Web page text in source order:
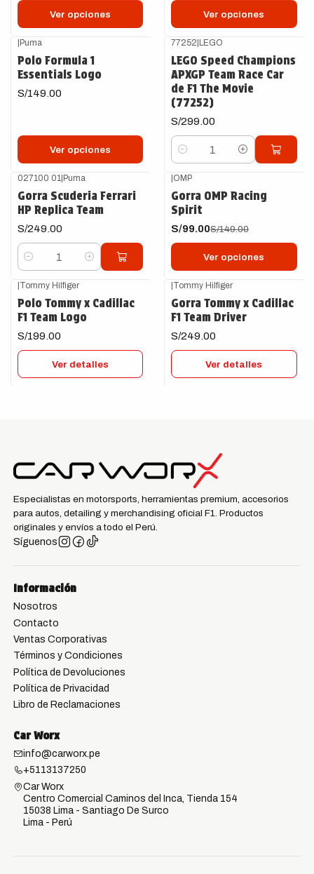
Ver opciones Ver opciones
|Puma
Polo Formula 1
Essentials Logo
S/149.00
Ver opciones
77252|LEGO
LEGO Speed Champions
APXGP Team Race Car
de F1 The Movie
(77252)
S/299.00
Cantidad
027100 01 |Puma
Gorra Scuderia Ferrari
HP Replica Team
S/249.00
Cantidad
|OMP
Gorra OMP Racing
Spirit
S/99.00S/149.00
Ver opciones
|Tommy Hilfiger
Polo Tommy x Cadillac
F1 Team Logo
S/199.00
Ver detalles
|Tommy Hilfiger
Gorra Tommy x Cadillac
F1 Team Driver
S/249.00
Ver detalles
Especialistas en motorsports, herramientas premium, accesorios
para autos, detailing y merchandising oficial F1. Productos
originales y envíos a todo el Perú.
Síguenos
Información
Nosotros
Contacto
Ventas Corporativas
Términos y Condiciones
Política de Devoluciones
Política de Privacidad
Libro de Reclamaciones
Car Worx
info@carworx.pe
+5113137250
Car Worx
Centro Comercial Caminos del Inca, Tienda 154
15038 Lima - Santiago De Surco
Lima - Perú